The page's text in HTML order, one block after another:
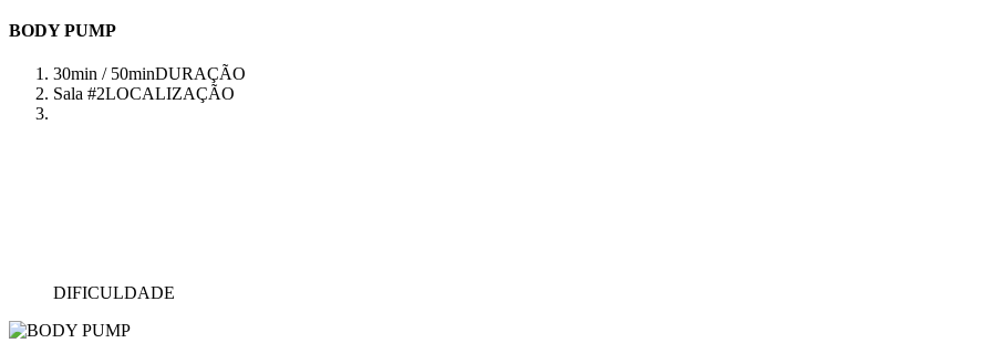
BODY PUMP
30min / 50minDURAÇÃO
Sala #2LOCALIZAÇÃO
DIFICULDADE